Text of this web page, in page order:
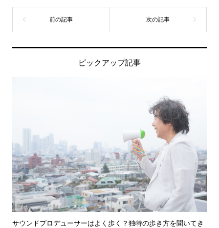
ピックアップ記事
サウンドプロデューサーはよく歩く？独特の歩き方を聞いてき